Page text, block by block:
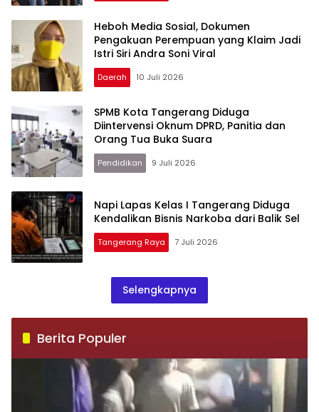
Heboh Media Sosial, Dokumen
Pengakuan Perempuan yang Klaim Jadi
Istri Siri Andra Soni Viral
Daerah 10 Juli 2026
SPMB Kota Tangerang Diduga
Diintervensi Oknum DPRD, Panitia dan
Orang Tua Buka Suara
Pendidikan 9 Juli 2026
Napi Lapas Kelas I Tangerang Diduga
Kendalikan Bisnis Narkoba dari Balik Sel
Tangerang Raya 7 Juli 2026
Selengkapnya
Berita Populer